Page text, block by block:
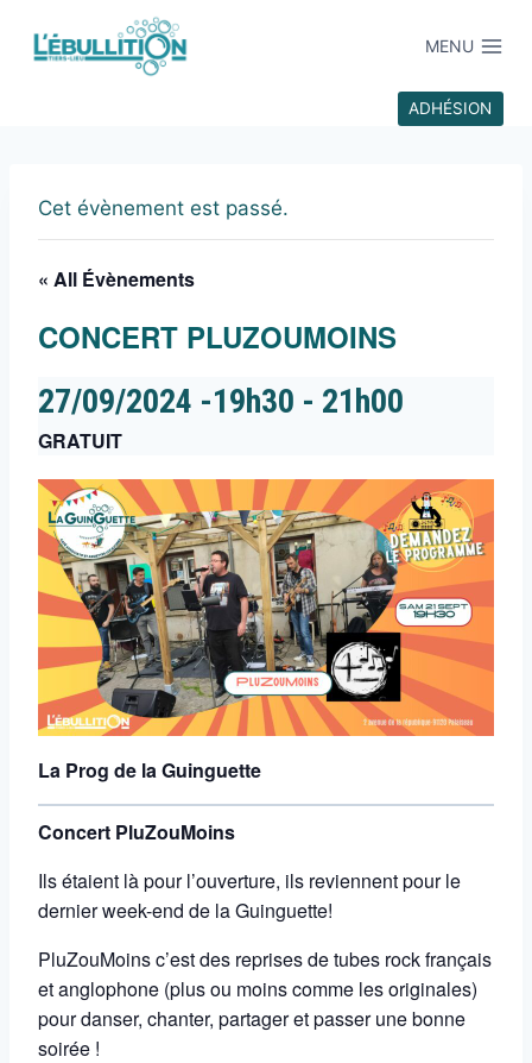
MENU
ADHÉSION
Cet évènement est passé.
« All Évènements
CONCERT PLUZOUMOINS
27/09/2024 -19h30 - 21h00
GRATUIT
La Prog de la Guinguette
Concert PluZouMoins
Ils étaient là pour l’ouverture, ils reviennent pour le
dernier week-end de la Guinguette!
PluZouMoins c’est des reprises de tubes rock français
et anglophone (plus ou moins comme les originales)
pour danser, chanter, partager et passer une bonne
soirée !